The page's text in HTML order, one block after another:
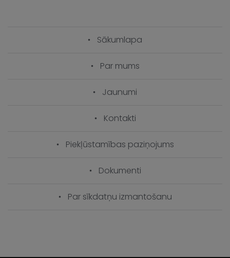
Sākumlapa
Par mums
Jaunumi
Kontakti
Piekļūstamības paziņojums
Dokumenti
Par sīkdatņu izmantošanu